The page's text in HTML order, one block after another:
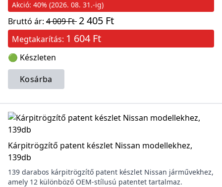
Akció: 40% (2026. 08. 31.-ig)
Bruttó ár: 4 009 Ft 2 405 Ft
Megtakarítás: 1 604 Ft
🟢 Készleten
Kosárba
Kárpitrögzítő patent készlet Nissan modellekhez,
139db
139 darabos kárpitrögzítő patent készlet Nissan járművekhez,
amely 12 különböző OEM-stílusú patentet tartalmaz.